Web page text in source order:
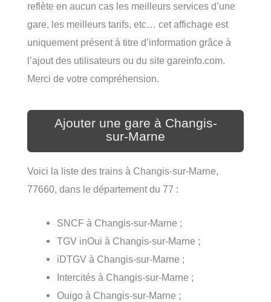
reflète en aucun cas les meilleurs services d’une
gare, les meilleurs tarifs, etc… cet affichage est
uniquement présent à titre d’information grâce à
l’ajout des utilisateurs ou du site gareinfo.com.
Merci de votre compréhension.
Ajouter une gare à Changis-
sur-Marne
Voici la liste des trains à Changis-sur-Marne,
77660, dans le département du 77 :
SNCF à Changis-sur-Marne ;
TGV inOui à Changis-sur-Marne ;
iDTGV à Changis-sur-Marne ;
Intercités à Changis-sur-Marne ;
Ouigo à Changis-sur-Marne ;